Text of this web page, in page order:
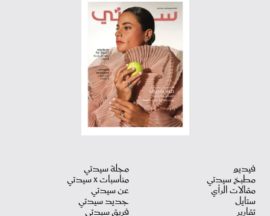
فيديو
مطبخ سيدتي
مقالات الرأي
ستايل
تقارير
مجلة سيدتي
مناسبات X سيدتي
عن سيدتي
جديد سيدتي
فريق سيدتي